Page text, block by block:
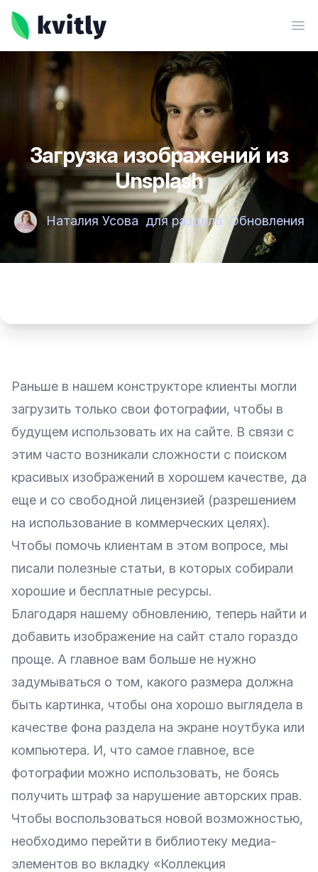
kvitly
Загрузка изображений из
Unsplash
Наталия Усова для раздела Обновления
Раньше в нашем конструкторе клиенты могли
загрузить только свои фотографии, чтобы в
будущем использовать их на сайте. В связи с
этим часто возникали сложности с поиском
красивых изображений в хорошем качестве, да
еще и со свободной лицензией (разрешением
на использование в коммерческих целях).
Чтобы помочь клиентам в этом вопросе, мы
писали полезные статьи, в которых собирали
хорошие и бесплатные ресурсы.
Благодаря нашему обновлению, теперь найти и
добавить изображение на сайт стало гораздо
проще. А главное вам больше не нужно
задумываться о том, какого размера должна
быть картинка, чтобы она хорошо выглядела в
качестве фона раздела на экране ноутбука или
компьютера. И, что самое главное, все
фотографии можно использовать, не боясь
получить штраф за нарушение авторских прав.
Чтобы воспользоваться новой возможностью,
необходимо перейти в библиотеку медиа-
элементов во вкладку «Коллекция